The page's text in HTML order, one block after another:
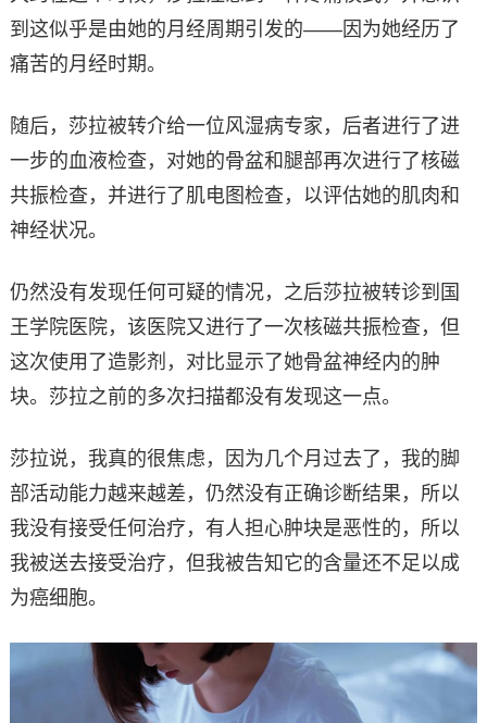
到这似乎是由她的月经周期引发的——因为她经历了
痛苦的月经时期。
随后，莎拉被转介给一位风湿病专家，后者进行了进
一步的血液检查，对她的骨盆和腿部再次进行了核磁
共振检查，并进行了肌电图检查，以评估她的肌肉和
神经状况。
仍然没有发现任何可疑的情况，之后莎拉被转诊到国
王学院医院，该医院又进行了一次核磁共振检查，但
这次使用了造影剂，对比显示了她骨盆神经内的肿
块。莎拉之前的多次扫描都没有发现这一点。
莎拉说，我真的很焦虑，因为几个月过去了，我的脚
部活动能力越来越差，仍然没有正确诊断结果，所以
我没有接受任何治疗，有人担心肿块是恶性的，所以
我被送去接受治疗，但我被告知它的含量还不足以成
为癌细胞。